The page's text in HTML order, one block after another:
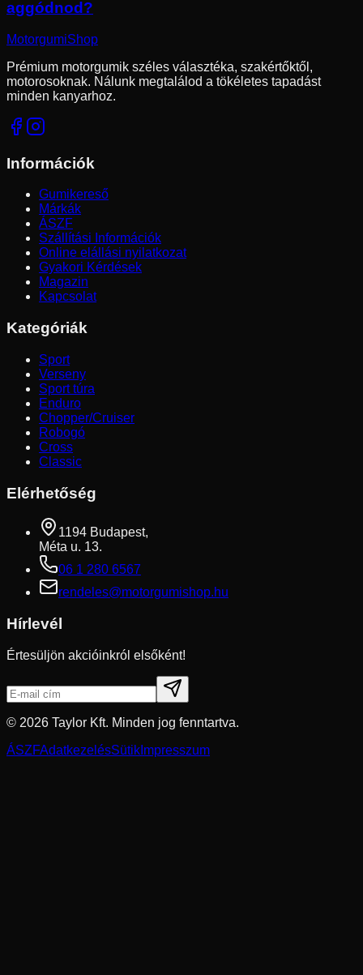
aggódnod?
MotorgumiShop
Prémium motorgumik széles választéka, szakértőktől,
motorosoknak. Nálunk megtalálod a tökéletes tapadást
minden kanyarhoz.
Információk
Gumikereső
Márkák
ÁSZF
Szállítási Információk
Online elállási nyilatkozat
Gyakori Kérdések
Magazin
Kapcsolat
Kategóriák
Sport
Verseny
Sport túra
Enduro
Chopper/Cruiser
Robogó
Cross
Classic
Elérhetőség
1194 Budapest,
Méta u. 13.
06 1 280 6567
rendeles@motorgumishop.hu
Hírlevél
Értesüljön akcióinkról elsőként!
© 2026 Taylor Kft. Minden jog fenntartva.
ÁSZFAdatkezelésSütik Impresszum